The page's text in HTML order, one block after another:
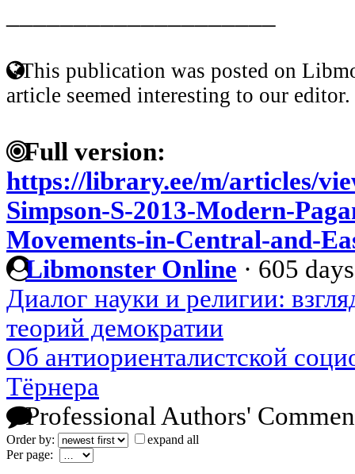
This publication was posted on
article seemed interesting to our editor.
Full version:
https://library.ee/m/articles/
Simpson-S-2013-Modern-
Movements-in-Central-and-
Libmonster Online · 605
Диалог науки и религии:
теорий демократии
Об антиориенталистской
Тёрнера
Professional Authors'
Order by:
expand all
Per page: